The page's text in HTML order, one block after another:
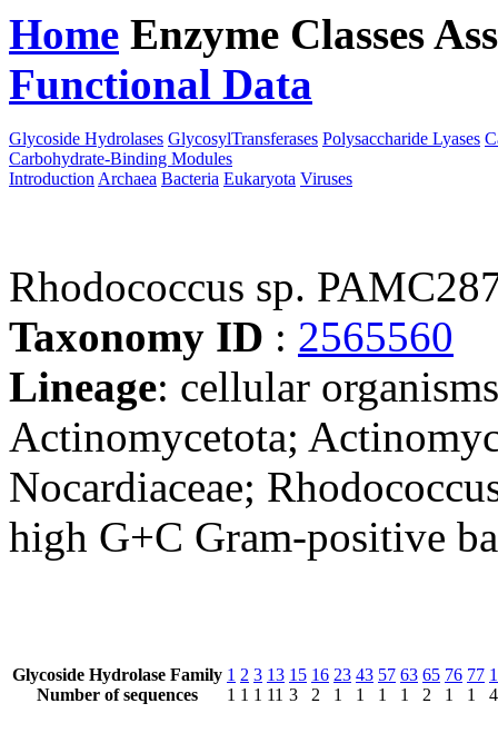
Home Enzyme Classes
Functional Data
Glycoside Hydrolases GlycosylTransferases Polysaccharide Lyases
Carbohydrate-Binding Modules
Introduction Archaea Bacteria Eukaryota Viruses
Rhodococcus sp.
Taxonomy ID : 2565560
Lineage: cellular
Actinomycetota;
Nocardiaceae;
high G+C Gram-positive
Glycoside Hydrolase Family
Number of sequences
1
1
2
1
3
1
13
11
15
3
16
2
23
1
43
1
57
1
63
1
65
2
76
1
77
1
4